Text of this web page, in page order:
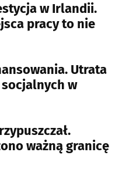
w Irlandii.
pracy to nie
Utrata
w
ważną granicę